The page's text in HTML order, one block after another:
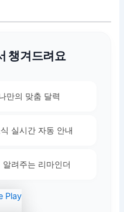
챙겨드려요
만의 맞춤 달력
실시간 자동 안내
려주는 리마인더